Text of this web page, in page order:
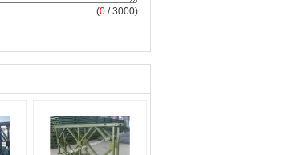
(0 / 3000)